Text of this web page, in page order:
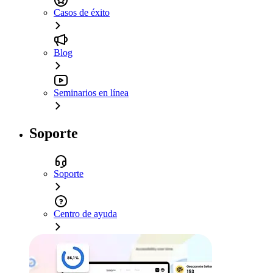
Casos de éxito
Blog
Seminarios en línea
Soporte
Soporte
Centro de ayuda